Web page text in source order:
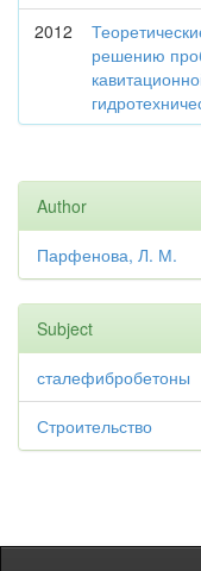
2012
решению
Author
Парфенова, Л. М.
Subject
сталефибробетоны
Строительство